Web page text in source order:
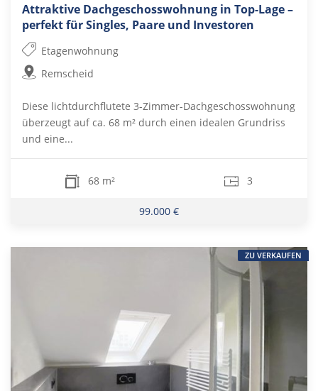
Attraktive Dachgeschosswohnung in Top-Lage –
perfekt für Singles, Paare und Investoren
Etagenwohnung
Remscheid
Diese lichtdurchflutete 3-Zimmer-Dachgeschosswohnung
überzeugt auf ca. 68 m² durch einen idealen Grundriss
und eine...
68 m² 3
99.000 €
ZU VERKAUFEN